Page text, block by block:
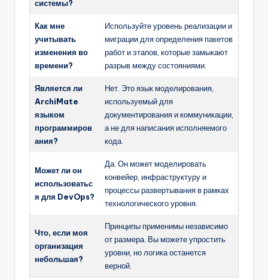
системы?
Как мне
учитывать
изменения во
времени?
Используйте уровень реализации и
миграции для определения пакетов
работ и этапов, которые замыкают
разрыв между состояниями.
Является ли
ArchiMate
языком
программиров
ания?
Нет. Это язык моделирования,
используемый для
документирования и коммуникации,
а не для написания исполняемого
кода.
Может ли он
использоватьс
я для DevOps?
Да. Он может моделировать
конвейер, инфраструктуру и
процессы развертывания в рамках
технологического уровня.
Что, если моя
организация
небольшая?
Принципы применимы независимо
от размера. Вы можете упростить
уровни, но логика останется
верной.